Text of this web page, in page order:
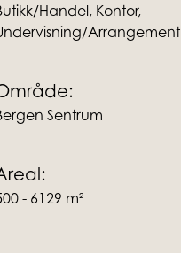
Handel, Kontor,
Arrangement
Sentrum
- 6129 m²